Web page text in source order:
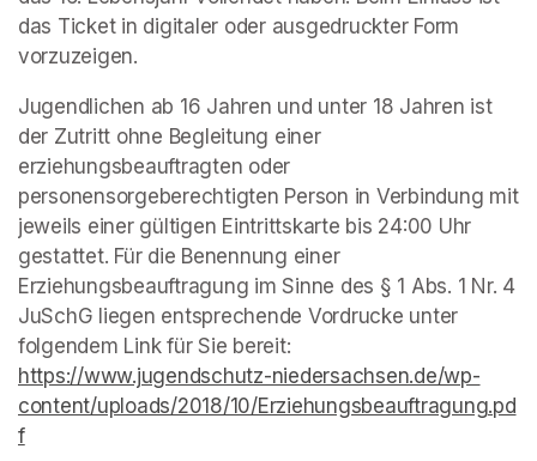
das Ticket in digitaler oder ausgedruckter Form
vorzuzeigen.
Jugendlichen ab 16 Jahren und unter 18 Jahren ist
der Zutritt ohne Begleitung einer
erziehungsbeauftragten oder
personensorgeberechtigten Person in Verbindung mit
jeweils einer gültigen Eintrittskarte bis 24:00 Uhr
gestattet. Für die Benennung einer
Erziehungsbeauftragung im Sinne des § 1 Abs. 1 Nr. 4
JuSchG liegen entsprechende Vordrucke unter
https://www.jugendschutz-niedersachsen.de/wp-
content/uploads/2018/10/Erziehungsbeauftragung.pd
f(opens in a new tab)